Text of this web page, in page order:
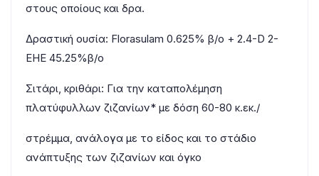
στους οποίους και δρα.
Δραστική ουσία: Florasulam 0.625% β/ο + 2.4-D 2-
EHE 45.25%β/ο
Σιτάρι, κριθάρι: Για την καταπολέμηση
πλατύφυλλων ζιζανίων* με δόση 60-80 κ.εκ./
στρέμμα, ανάλογα με το είδος και το στάδιο
ανάπτυξης των ζιζανίων και όγκο